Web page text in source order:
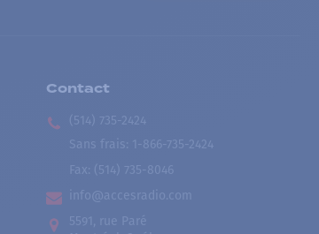
Contact
(514) 735-2424
Sans frais
1-866-735-2424
Fax: (514) 735-8046
info@accesradio.com
5591, rue Paré